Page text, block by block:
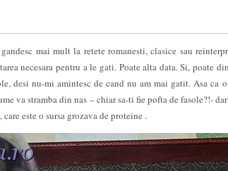
mai mult la retete romanesti, clasice sau
necesara pentru a le gati. Poate alta data. Si, poate
desi nu-mi amintesc de cand nu am mai gatit. Asa ca
va stramba din nas – chiar sa-ti fie pofta de fasole?!-
este o sursa grozava de proteine .